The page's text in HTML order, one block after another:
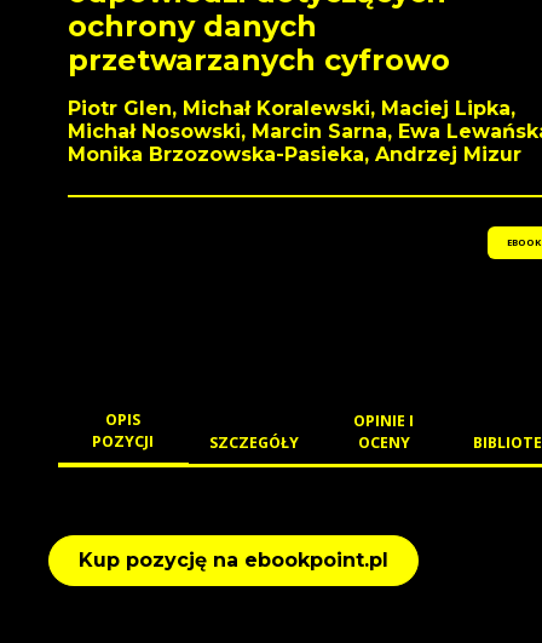
ochrony danych
przetwarzanych cyfrowo
Piotr Glen, Michał Koralewski, Maciej Lipka,
Michał Nosowski, Marcin Sarna, Ewa
Monika Brzozowska-Pasieka, Andrzej Mizur
EBOOK
OPIS
POZYCJI
SZCZEGÓŁY
OPINIE I
OCENY
Kup pozycję na ebookpoint.pl